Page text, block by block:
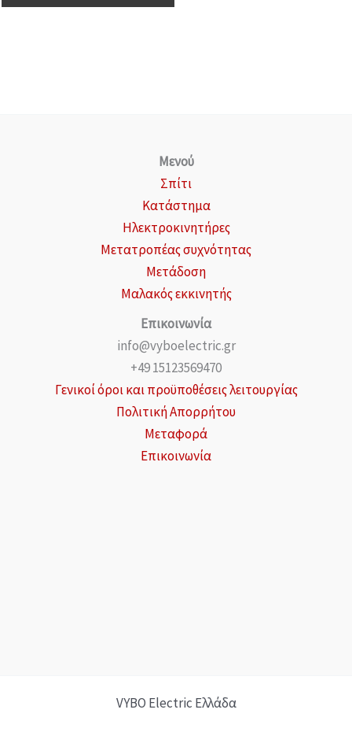
Μενού
Σπίτι
Κατάστημα
Ηλεκτροκινητήρες
Μετατροπέας συχνότητας
Μετάδοση
Μαλακός εκκινητής
Επικοινωνία
info@vyboelectric.gr
+49 15123569470
Γενικοί όροι και προϋποθέσεις λειτουργίας
Πολιτική Απορρήτου
Μεταφορά
Επικοινωνία
VYBO Electric Ελλάδα